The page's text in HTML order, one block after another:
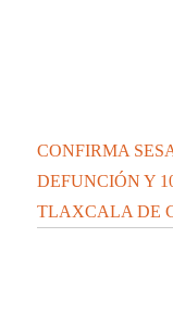
CONFIRMA
DEFUNCIÓN Y
TLAXCALA DE